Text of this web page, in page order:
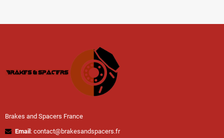
Brakes and Spacers France
Email : contact@brakesandspacers.fr